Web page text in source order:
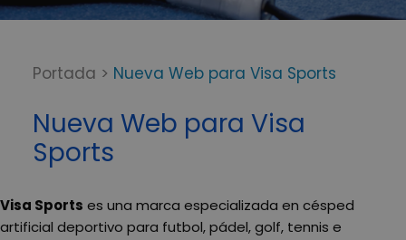
Portada > Nueva Web para Visa Sports
Nueva Web para Visa
Sports
Visa Sports es una marca especializada en césped
artificial deportivo para futbol, pádel, golf, tennis e